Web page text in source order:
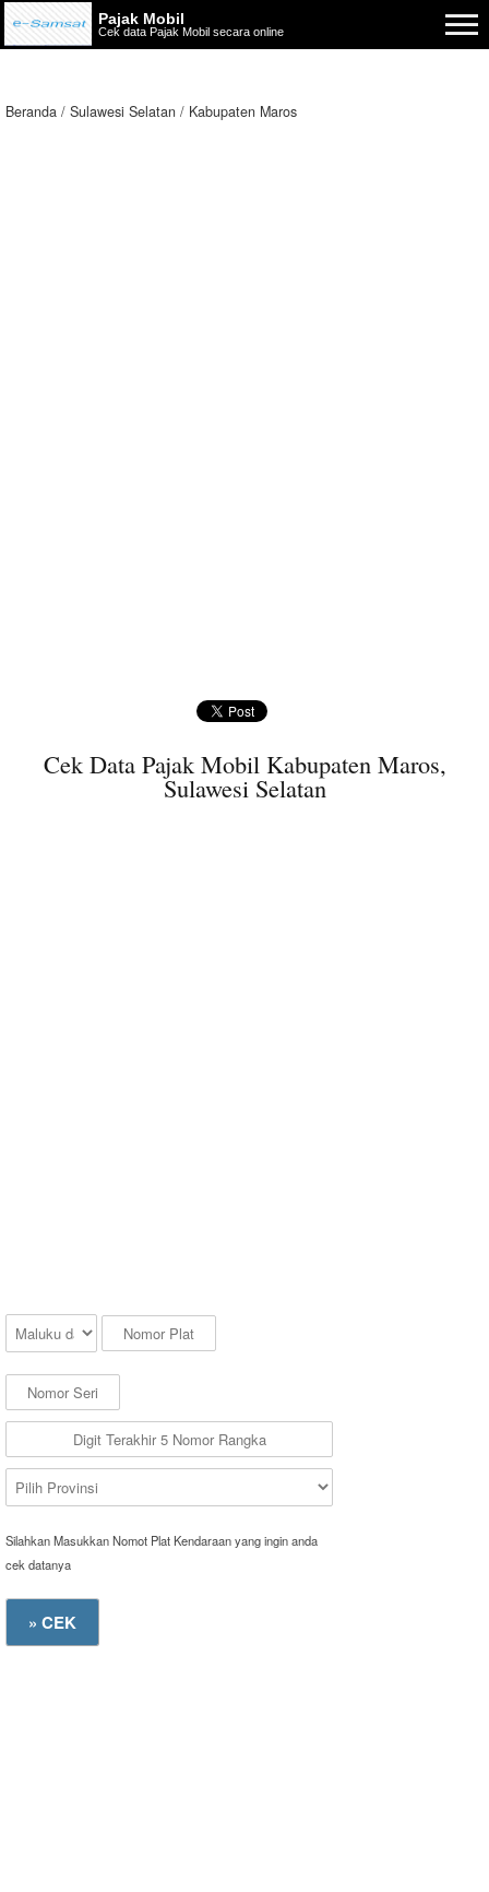
Pajak Mobil
Cek data Pajak Mobil secara online
Beranda Sulawesi Selatan Kabupaten Maros
Cek Data Pajak Mobil Kabupaten Maros,
Sulawesi Selatan
Silahkan Masukkan Nomot Plat Kendaraan yang ingin anda
cek datanya